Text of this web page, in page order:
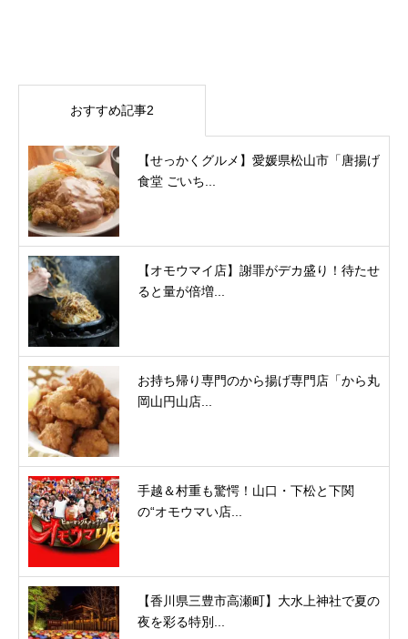
おすすめ記事2
【せっかくグルメ】愛媛県松山市「唐揚げ
食堂 ごいち...
【オモウマイ店】謝罪がデカ盛り！待たせ
ると量が倍増...
お持ち帰り専門のから揚げ専門店「から丸
岡山円山店...
手越＆村重も驚愕！山口・下松と下関
の“オモウマい店...
【香川県三豊市高瀬町】大水上神社で夏の
夜を彩る特別...